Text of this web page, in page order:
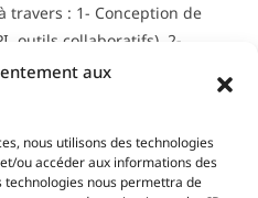
aux
nous utilisons des technologies
ou accéder aux informations des
technologies nous permettra de
travers : 1- Conception de
outils collaboratifs). 2-
et défis en science open
séminaires & soutenances...